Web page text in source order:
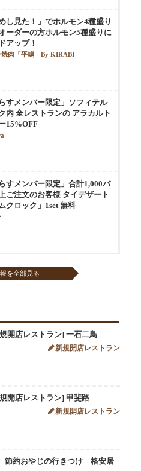
し見た！」でホルモン4種盛り
ーダーの方ホルモン5種盛りに
アップ！
焼肉「平嶋」By KIRABI
すメンバー限定」ソフィテル
内 全レストランの アラカルト
15%OFF
すメンバー限定」合計1,000バ
ご注文のお客様 タイデザート
クロック」1set 無料
を全部見る
開店レストラン] 一石二鳥
新規開店レストラン
開店レストラン] 甲斐路
新規開店レストラン
節約おやじの行きつけ 格安居